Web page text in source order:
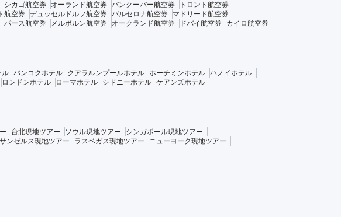
シカゴ航空券 オーランド航空券 バンクーバー航空券
トロント航空券
航空券 デュッセルドルフ航空券 バルセロナ航空券
マドリード航空券
パース航空券 メルボルン航空券 オークランド航空券 ドバイ航空券 カイロ航空券
ル バンコクホテル クアラルンプールホテル ホーチミンホテル ハノイホテル
ロンドンホテル ローマホテル シドニーホテル ケアンズホテル
台北現地ツアー ソウル現地ツアー
シンガポール現地ツアー
ンゼルス現地ツアー ラスベガス現地ツアー ニューヨーク現地ツアー